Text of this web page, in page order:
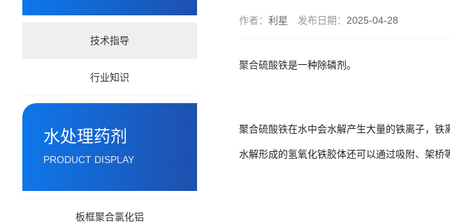
技术指导
行业知识
水处理药剂
PRODUCT DISPLAY
板框聚合氯化铝
作者： 利星 发布日期： 2025-04-28
聚合硫酸铁是一种除磷剂。
聚合硫酸铁在水中会水解产生大量的铁离子，铁
水解形成的氢氧化铁胶体还可以通过吸附、架桥